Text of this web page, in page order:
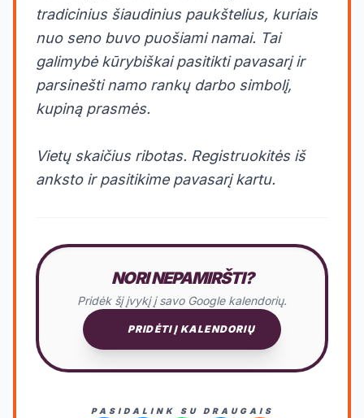
tradicinius šiaudinius paukštelius, kuriais
nuo seno buvo puošiami namai. Tai
galimybė kūrybiškai pasitikti pavasarį ir
parsinešti namo rankų darbo simbolį,
kupiną prasmės.
Vietų skaičius ribotas. Registruokitės iš
anksto ir pasitikime pavasarį kartu.
NORI NEPAMIRŠTI?
Pridėk šį įvykį į savo Google kalendorių.
PRIDĖTI Į KALENDORIŲ
PASIDALINK SU DRAUGAIS